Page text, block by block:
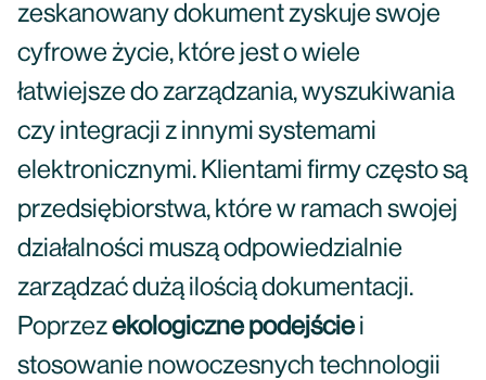
zeskanowany dokument zyskuje swoje
cyfrowe życie, które jest o wiele
łatwiejsze do zarządzania, wyszukiwania
czy integracji z innymi systemami
elektronicznymi. Klientami firmy często są
przedsiębiorstwa, które w ramach swojej
działalności muszą odpowiedzialnie
zarządzać dużą ilością dokumentacji.
Poprzezekologiczne podejściei
stosowanie nowoczesnych technologii